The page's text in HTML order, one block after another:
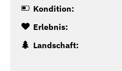
Kondition:
Erlebnis:
Landschaft: